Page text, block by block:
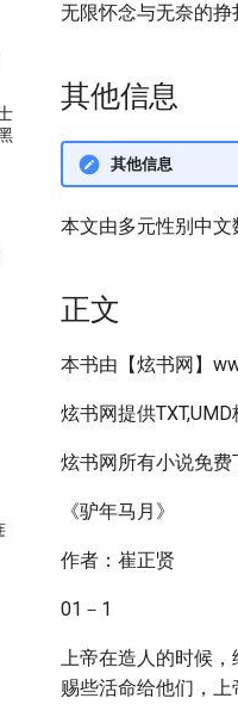
无限怀念与无奈的挣
其他信息
其他信息
本文由多元性别中文
正文
本书由【炫书网】
炫书网提供
炫书网所有小说免费
《驴年马月》
作者：崔正贤
01－1
上帝在造人的时候
赐些活命给他们，上